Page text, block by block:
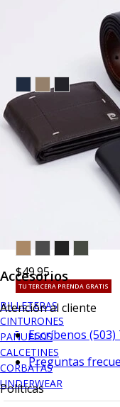
Accesorios
BILLETERAS
CINTURONES
PAÑUELOS
CALCETINES
CORBATAS
UNDERWEAR
Pantalón de
Pantalón casual
$49.95
TU TERCERA PRENDA GRATIS
Atención al cliente
Escríbenos (503)
Preguntas
Políticas